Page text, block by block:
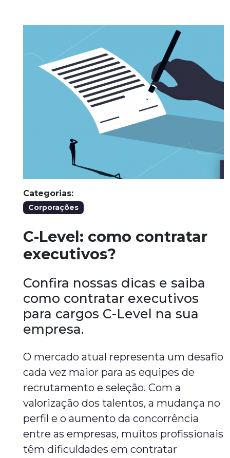
Categorias:
Corporações
C-Level: como contratar
executivos?
Confira nossas dicas e saiba
como contratar executivos
para cargos C-Level na sua
empresa.
O mercado atual representa um desafio
cada vez maior para as equipes de
recrutamento e seleção. Com a
valorização dos talentos, a mudança no
perfil e o aumento da concorrência
entre as empresas, muitos profissionais
têm dificuldades em contratar